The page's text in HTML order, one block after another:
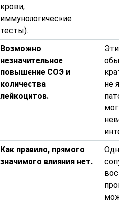
крови,
иммунологические
тесты).
Возможно
незначительное
повышение СОЭ и
количества
лейкоцитов.
Эти
не
Как правило, прямого
значимого влияния нет.